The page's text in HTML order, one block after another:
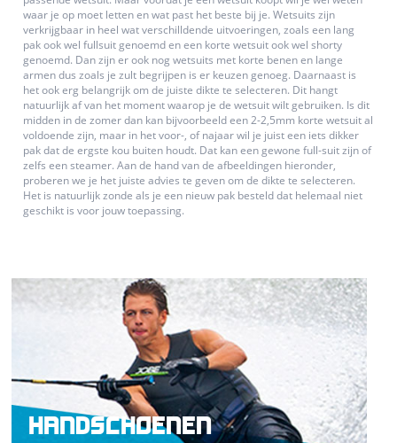
waar je op moet letten en wat past het beste bij je. Wetsuits zijn
verkrijgbaar in heel wat verschilldende uitvoeringen, zoals een lang
pak ook wel fullsuit genoemd en een korte wetsuit ook wel shorty
genoemd. Dan zijn er ook nog wetsuits met korte benen en lange
armen dus zoals je zult begrijpen is er keuzen genoeg. Daarnaast is
het ook erg belangrijk om de juiste dikte te selecteren. Dit hangt
natuurlijk af van het moment waarop je de wetsuit wilt gebruiken. Is dit
midden in de zomer dan kan bijvoorbeeld een 2-2,5mm korte wetsuit al
voldoende zijn, maar in het voor-, of najaar wil je juist een iets dikker
pak dat de ergste kou buiten houdt. Dat kan een gewone full-suit zijn of
zelfs een steamer. Aan de hand van de afbeeldingen hieronder,
proberen we je het juiste advies te geven om de dikte te selecteren.
Het is natuurlijk zonde als je een nieuw pak besteld dat helemaal niet
geschikt is voor jouw toepassing.
HANDSCHOENEN